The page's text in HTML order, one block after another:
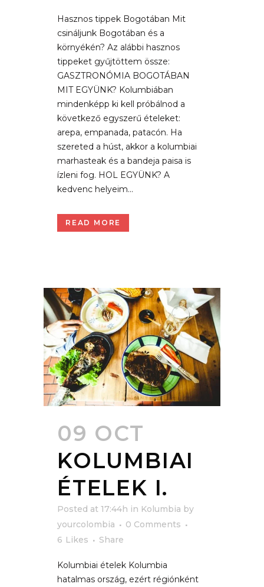
Hasznos tippek Bogotában Mit
csináljunk Bogotában és a
környékén? Az alábbi hasznos
tippeket gyűjtöttem össze:
GASZTRONÓMIA BOGOTÁBAN
MIT EGYÜNK? Kolumbiában
mindenképp ki kell próbálnod a
következő egyszerű ételeket:
arepa, empanada, patacón. Ha
szereted a húst, akkor a kolumbiai
marhasteak és a bandeja paisa is
ízleni fog. HOL EGYÜNK? A
kedvenc helyeim...
READ MORE
09 OCT
KOLUMBIAI
ÉTELEK I.
Posted at 17:44h in Kolumbia by
yourcolombia
0 Comments
6 Likes Share
Kolumbiai ételek Kolumbia
hatalmas ország, ezért régiónként